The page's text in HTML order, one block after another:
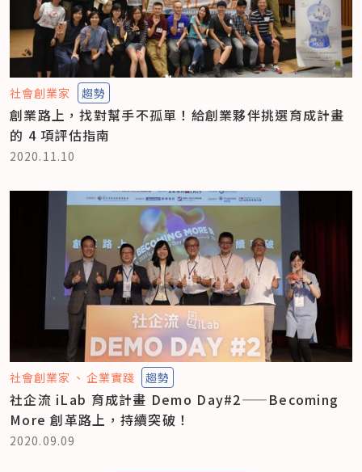
社會創業家 趨勢
創業路上，找對幫手不孤單！給創業夥伴挑選育成計畫
的 4 項評估指南
2020.11.10
社會創業家 企業實踐 趨勢
社企流 iLab 育成計畫 Demo Day#2——Becoming
More 創革路上，持續突破！
2020.09.09